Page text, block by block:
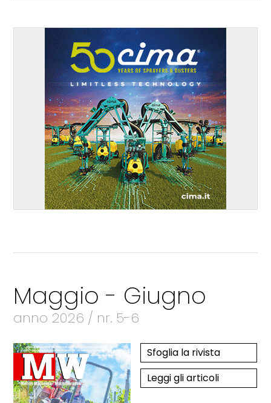
Maggio - Giugno
anno 2026 / nr. 5-6
Sfoglia la rivista
Leggi gli articoli